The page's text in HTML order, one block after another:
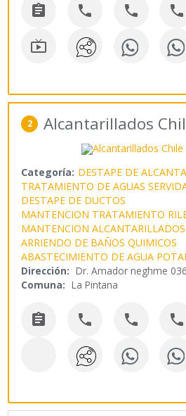
   

2 Alcantarillados
Categoría: DESTAPE DE
TRATAMIENTO DE AGUAS
DESTAPE DE DUCTOS
MANTENCION TRATAMIENTO
MANTENCION ALCANTARILLADOS
ARRIENDO DE BAÑOS QUIMICOS
ABASTECIMIENTO DE AGUA
Dirección: Dr. Amador neghme
Comuna: La Pintana
   